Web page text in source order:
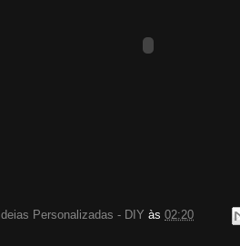
Ideias Personalizadas - DIY às 02:20